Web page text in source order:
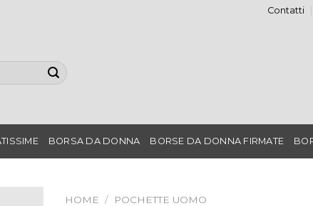
Contatti
BORSA DA DONNA BORSE DA DONNA FIRMATE
HOME / POCHETTE UOMO